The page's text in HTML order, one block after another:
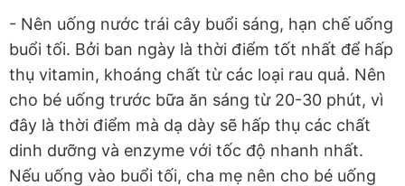
- Nên uống nước trái cây buổi sáng, hạn chế uống
buổi tối. Bởi ban ngày là thời điểm tốt nhất để hấp
thụ vitamin, khoáng chất từ các loại rau quả. Nên
cho bé uống trước bữa ăn sáng từ 20-30 phút, vì
đây là thời điểm mà dạ dày sẽ hấp thụ các chất
dinh dưỡng và enzyme với tốc độ nhanh nhất.
Nếu uống vào buổi tối, cha mẹ nên cho bé uống